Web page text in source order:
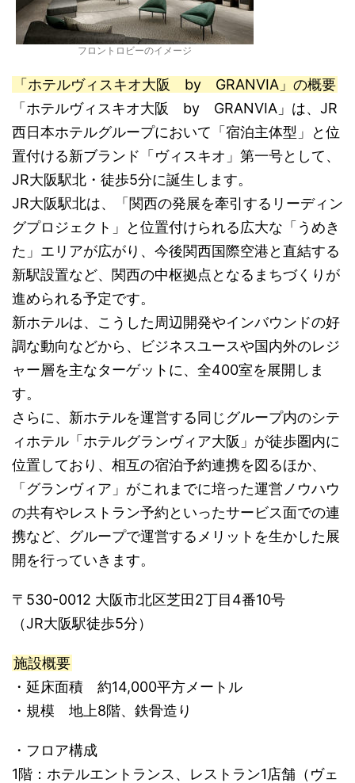
フロントロビーのイメージ
「ホテルヴィスキオ大阪 by GRANVIA」の概要
「ホテルヴィスキオ大阪 by GRANVIA」は、JR
西日本ホテルグループにおいて「宿泊主体型」と位
置付ける新ブランド「ヴィスキオ」第一号として、
JR大阪駅北・徒歩5分に誕生します。
JR大阪駅北は、「関西の発展を牽引するリーディン
グプロジェクト」と位置付けられる広大な「うめき
た」エリアが広がり、今後関西国際空港と直結する
新駅設置など、関西の中枢拠点となるまちづくりが
進められる予定です。
新ホテルは、こうした周辺開発やインバウンドの好
調な動向などから、ビジネスユースや国内外のレジ
ャー層を主なターゲットに、全400室を展開しま
す。
さらに、新ホテルを運営する同じグループ内のシテ
ィホテル「ホテルグランヴィア大阪」が徒歩圏内に
位置しており、相互の宿泊予約連携を図るほか、
「グランヴィア」がこれまでに培った運営ノウハウ
の共有やレストラン予約といったサービス面での連
携など、グループで運営するメリットを生かした展
開を行っていきます。
〒530-0012 大阪市北区芝田2丁目4番10号
（JR大阪駅徒歩5分）
施設概要
・延床面積 約14,000平方メートル
・規模 地上8階、鉄骨造り
・フロア構成
1階：ホテルエントランス、レストラン1店舗（ヴェ